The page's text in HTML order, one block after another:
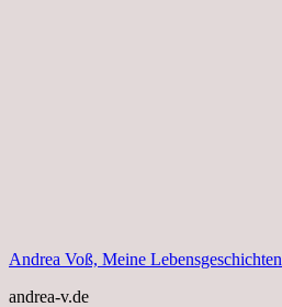
Andrea Voß, Meine Lebensgeschichten
andrea-v.de